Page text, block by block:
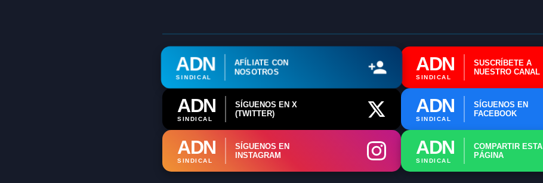
ADN
SINDICAL
AFÍLIATE CON
NOSOTROS
ADN
SINDICAL
SUSCRÍBETE A
NUESTRO CANAL
ADN
SINDICAL
SÍGUENOS EN X
(TWITTER)
ADN
SINDICAL
SÍGUENOS EN
FACEBOOK
ADN
SINDICAL
SÍGUENOS EN
INSTAGRAM
ADN
SINDICAL
COMPARTIR ESTA
PÁGINA
⚖️ Dpto. Jurídico y Abogados (Email)
🤖 Dudas Rápidas del Convenio (IA)
📊 Herramienta: Tabla Salarial PDF
📄 Herramienta: Generador Plantillas
✊ Trámite: Afiliarse al Sindicato
📍 Info: Horarios y Contacto Sede